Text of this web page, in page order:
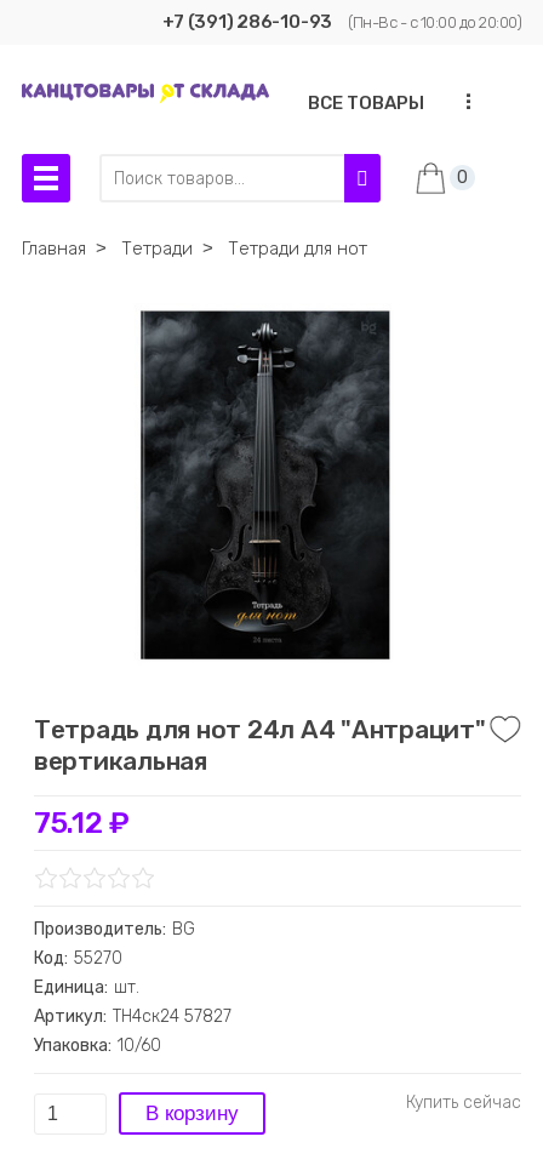
+7 (391) 286-10-93 (Пн-Вс - с 10:00 до 20:00)
ВСЕ ТОВАРЫ ...
0
Главная ˃ Тетради ˃ Тетради для нот
Тетрадь для нот 24л А4 "Антрацит"
вертикальная
75.12 ₽
Производитель: BG
Код: 55270
Единица: шт.
Артикул: ТН4ск24 57827
Упаковка: 10/60